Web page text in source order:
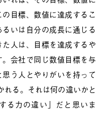
目標、数値に達成するこ
いは自分の成長に通じる
人は、目標を達成するや
会社で同じ数値目標を与
う人とやりがいを持って
る。それは何の違いかと
る力の違い」だと思いま